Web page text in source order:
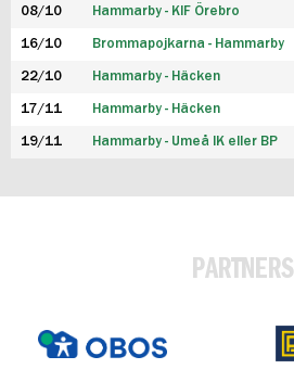
08/10 Hammarby - KIF Örebro
16/10 Brommapojkarna - Hammarby
22/10 Hammarby - Häcken
17/11 Hammarby - Häcken
19/11 Hammarby - Umeå IK eller BP
PARTNERS